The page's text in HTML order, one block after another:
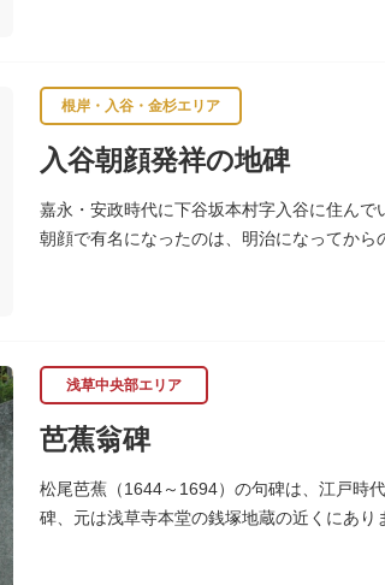
根岸・入谷・金杉エリア
入谷朝顔発祥の地碑
嘉永・安政時代に下谷坂本村字入谷に住ん
朝顔で有名になったのは、明治になってか
浅草中央部エリア
芭蕉翁碑
松尾芭蕉（1644～1694）の句碑は、江戸時
碑、元は浅草寺本堂の銭塚地蔵の近くにあり